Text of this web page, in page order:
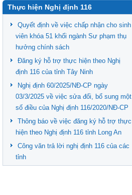
Thực hiện Nghị định 116
Quyết định về việc chấp nhận cho sinh
viên khóa 51 khối ngành Sư phạm thụ
hưởng chính sách
Đăng ký hỗ trợ thực hiện theo Nghị
định 116 của tỉnh Tây Ninh
Nghị định 60/2025/NĐ-CP ngày
03/3/2025 về việc sửa đổi, bổ sung một
số điều của Nghị định 116/2020/NĐ-CP
Thông báo về việc đăng ký hỗ trợ thực
hiện theo Nghị định 116 tỉnh Long An
Công văn trả lời nghị định 116 của các
tỉnh